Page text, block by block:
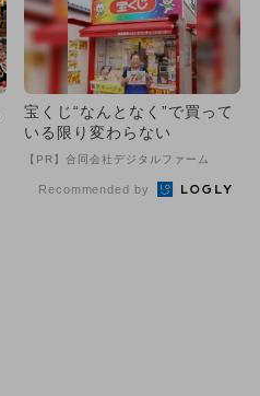
宝くじ“なんとなく”で買って
いる限り変わらない
【PR】合同会社デジタルファーム
Recommended by